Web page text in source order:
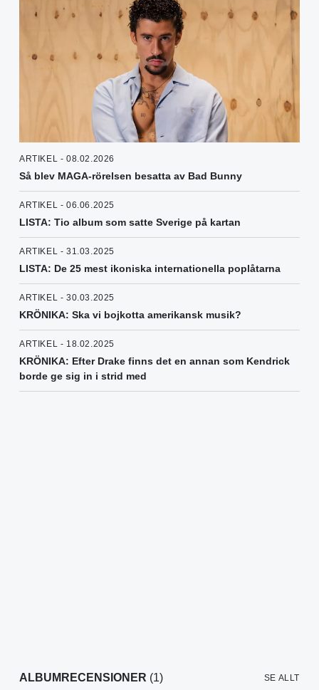
ARTIKEL - 08.02.2026
Så blev MAGA-rörelsen besatta av Bad Bunny
ARTIKEL - 06.06.2025
LISTA: Tio album som satte Sverige på kartan
ARTIKEL - 31.03.2025
LISTA: De 25 mest ikoniska internationella poplåtarna
ARTIKEL - 30.03.2025
KRÖNIKA: Ska vi bojkotta amerikansk musik?
ARTIKEL - 18.02.2025
KRÖNIKA: Efter Drake finns det en annan som Kendrick
borde ge sig in i strid med
ALBUMRECENSIONER (1) SE ALLT